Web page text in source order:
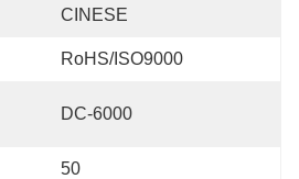
CINESE
RoHS/ISO9000
DC-6000
50